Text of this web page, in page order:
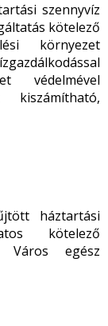
szennyvíz
kötelező
környezet
védelmével
kiszámítható,
háztartási
kötelező
Város egész